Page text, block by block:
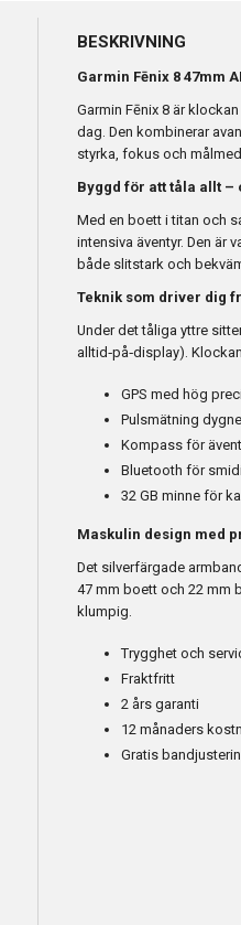
BESKRIVNING
Garmin Fēnix 8 47mm
Garmin Fēnix 8 är
dag. Den kombinerar
styrka, fokus och
Byggd för att tåla allt –
Med en boett i titan och
intensiva äventyr. Den är
både slitstark och
Teknik som driver dig
Under det tåliga yttre
alltid‑på‑display).
GPS med hög
Pulsmätning
Kompass för
Bluetooth för
32 GB minne för
Maskulin design med
Det silverfärgade
47 mm boett och 22 mm
klumpig.
Trygghet och
Fraktfritt
2 års garanti
12 månaders
Gratis